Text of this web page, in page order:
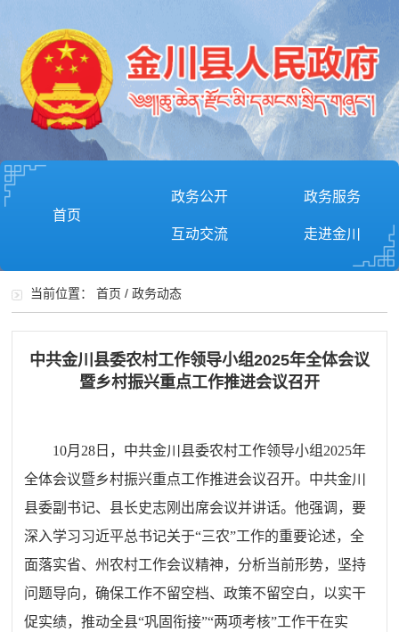
首页
政务公开 政务服务
互动交流 走进金川
当前位置：首页 /政务动态
中共金川县委农村工作领导小组2025年全体会议
暨乡村振兴重点工作推进会议召开
10月 28 日，中共金川县委农村工作领导小组 2025年
全体会议暨乡村振兴重点工作推进会议召开。中共金川
县委副书记、县长史志刚出席会议并讲话。他强调，要
深入学习习近平总书记关于“三农”工作的重要论述，全
面落实省、州农村工作会议精神，分析当前形势，坚持
问题导向，确保工作不留空档、政策不留空白，以实干
促实绩，推动全县“巩固衔接”“两项考核”工作干在实